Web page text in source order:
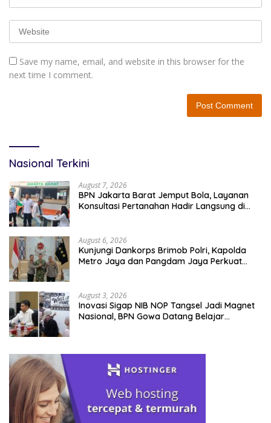
Save my name, email, and website in this browser for the
next time I comment.
Nasional Terkini
August 7, 2026
BPN Jakarta Barat Jemput Bola, Layanan
Konsultasi Pertanahan Hadir Langsung di
August 6, 2026
Kunjungi Dankorps Brimob Polri, Kapolda
Metro Jaya dan Pangdam Jaya Perkuat
August 3, 2026
Inovasi Sigap NIB NOP Tangsel Jadi Magnet
Nasional, BPN Gowa Datang Belajar